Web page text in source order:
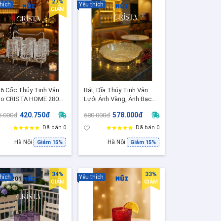
Cốc Thủy Tinh Vân
CRISTA HOME 280ml
Tặng Sang Trọng
6- Màu Trong
420.750đ
Đã bán 0
Hà Nội Giảm 15%
27%
GIẢM
Bát, Đĩa Thủy Tinh Vân
Lưới Ánh Vàng, Ánh Bạc
Salad/Trái Cây Cao Cấp
Decor Bàn Tiệc
680.000đ 578.000đ
Đã bán 0
Hà Nội Giảm 15%
Yêu thích
34%
GIẢM
Yêu thích 33%
GIẢM